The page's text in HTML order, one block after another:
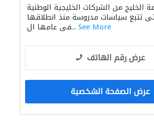
خدمات التنظيف صيانة مكيفات
الأشغال الصحية والسباكة
مكافحة الحشرات نقل اثاث
أرضيات الخرسانة الزخرفية والرخام
موردو مواد البناء منتجات الجبس
خزانات المياه نظام الصرف الصحي
الحمامات والمطابخ المقاول الأنسب
مقاولون اختصاصيون
إكسسوارات المطابخ والحمامات جبس
مقاولو كهرباء
الخليج من الشركات الخليجية الوطنية
تتبع سياسات مدروسة منذ انطلاقها
فى عامها ال... See More
عرض رقم الهاتف
عرض الصفحة الشخصية